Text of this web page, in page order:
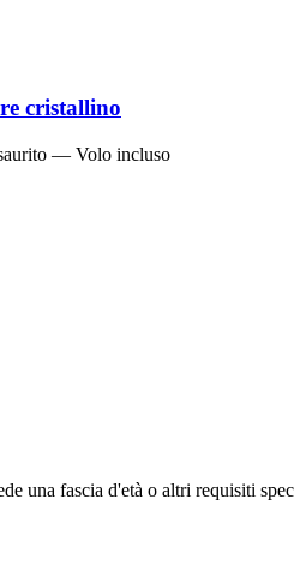
cristallino
— Volo incluso
una fascia d'età o altri requisiti